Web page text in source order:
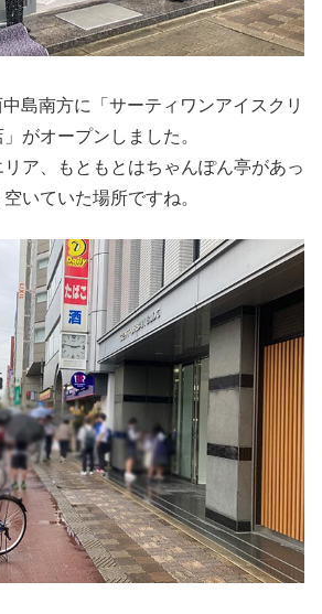
島南方に「サーティワンアイスクリ
がオープンしました。
ア、もともとはちゃんぽん亭があっ
いていた場所ですね。